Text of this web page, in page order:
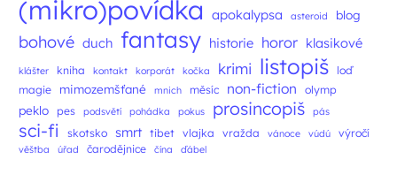
(mikro)povídka apokalypsa asteroid blog
bohové duch fantasy historie horor klasikové
klášter kniha kontakt korporát kočka krimi listopiš
loď
magie
mimozemšťané mnich měsíc non-fiction olymp
peklo pes podsvětí pohádka pokus prosincopiš pás
sci-fi skotsko smrt tibet vlajka vražda vánoce vúdú výročí
věštba úřad čarodějnice čína ďábel